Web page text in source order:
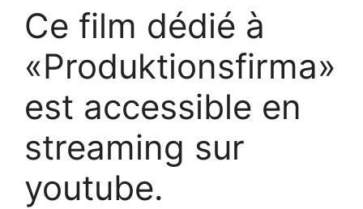
Ce film dédié à
«Produktionsfirma»
est accessible en
streaming sur
youtube.